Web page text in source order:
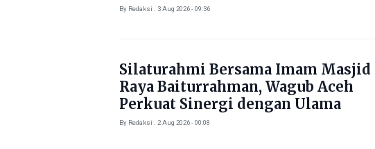
By Redaksi . 3 Aug 2026 - 09:36
Silaturahmi Bersama Imam Masjid
Raya Baiturrahman, Wagub Aceh
Perkuat Sinergi dengan Ulama
By Redaksi . 2 Aug 2026 - 00:08